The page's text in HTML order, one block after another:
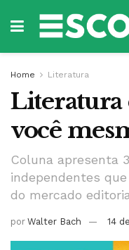
Home Literatura
Literatura
você
Coluna apresenta
independentes
do mercado
por Walter Bach 14